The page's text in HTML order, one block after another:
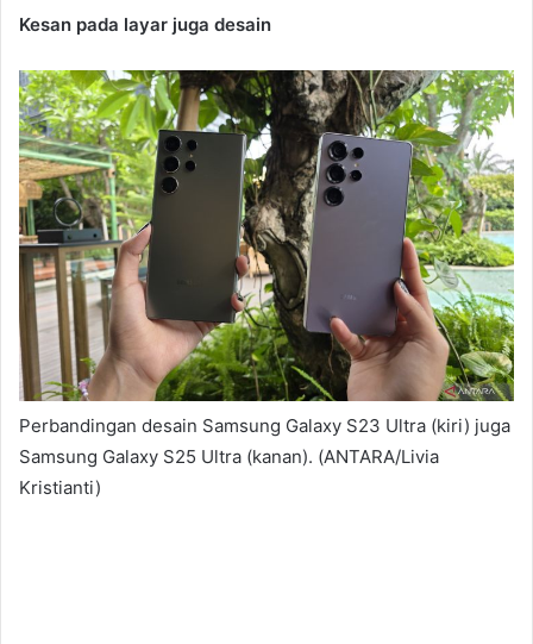
Kesan pada layar juga desain
Perbandingan desain Samsung Galaxy S23 Ultra (kiri) juga
Samsung Galaxy S25 Ultra (kanan). (ANTARA/Livia
Kristianti)